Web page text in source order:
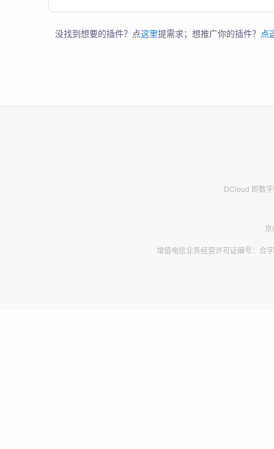
没找到想要的插件？点这里提需求；想推广你的插件？ 点
DCloud 即数
增值电信业务经营许可证编号：合